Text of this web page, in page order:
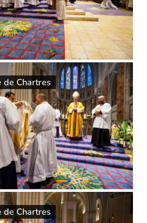
de Chartres
de Chartres